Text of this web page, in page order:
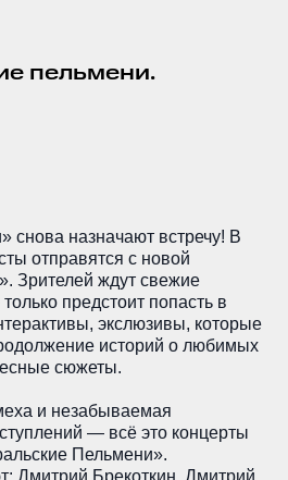
пельмени.
снова назначают встречу! В
отправятся с новой
Зрителей ждут свежие
предстоит попасть в
экслюзивы, которые
историй о любимых
сюжеты.
и незабываемая
— всё это концерты
Пельмени».
Дмитрий Брекоткин, Дмитрий